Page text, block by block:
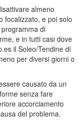
almeno
focalizzato, e poi solo
di
e in tutti casi dove
il Soleo/Tendine di
per diversi giorni o
causato da un
senza fare
accorciamento
del problema.